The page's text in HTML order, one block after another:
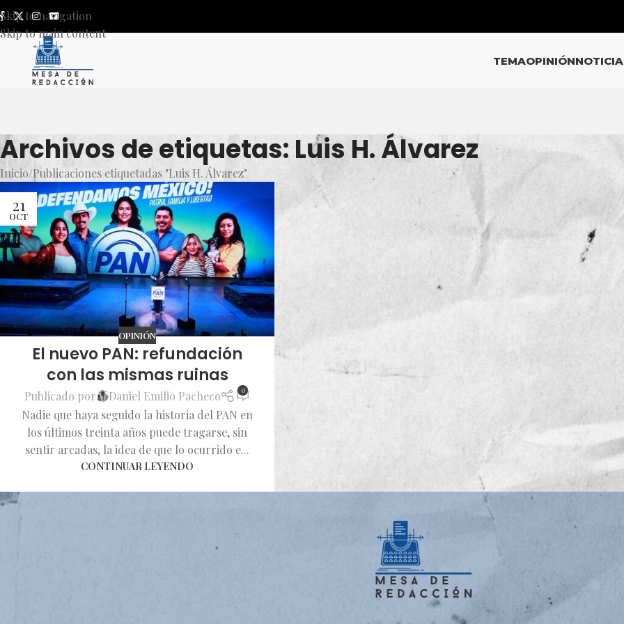
Skip to navigation
Skip to main content
TEMAOPINIÓN
Archivos de etiquetas: Luis H. Álvarez
Inicio Publicaciones etiquetadas "Luis H. Álvarez"
21
OCT
OPINIÓN
El nuevo PAN: refundación
con las mismas ruinas
Publicado por Daniel Emilio Pacheco 0
Nadie que haya seguido la historia del PAN en
los últimos treinta años puede tragarse, sin
sentir arcadas, la idea de que lo ocurrido e...
CONTINUAR LEYENDO